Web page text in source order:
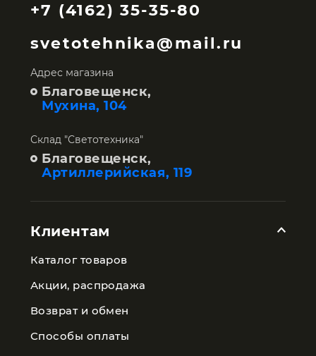
+7 (4162) 35-35-80
svetotehnika@mail.ru
Адрес магазина
Благовещенск,
Мухина, 104
Склад "Светотехника"
Благовещенск,
Артиллерийская, 119
Клиентам
Каталог товаров
Акции, распродажа
Возврат и обмен
Способы оплаты